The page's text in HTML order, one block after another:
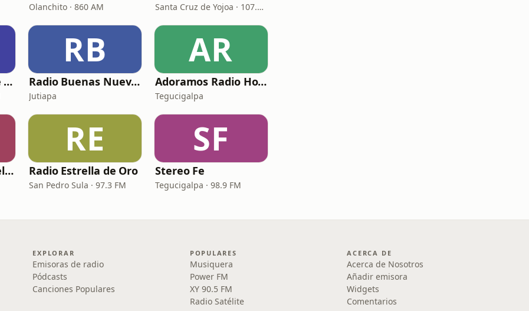
Olanchito · 860 AM Santa Cruz de Yojoa · 107.1 FM
Radio Una Voz que Clama en el Desierto
RB
Radio Buenas Nuevas de Salvacion
Jutiapa
AR
Adoramos Radio Honduras
Tegucigalpa
Radio Maná del Cielo Olanchito
RE
Radio Estrella de Oro
San Pedro Sula · 97.3 FM
SF
Stereo Fe
Tegucigalpa · 98.9 FM
EXPLORAR
Emisoras de radio
Pódcasts
Canciones Populares
POPULARES
Musiquera
Power FM
XY 90.5 FM
Radio Satélite
ACERCA DE
Acerca de Nosotros
Añadir emisora
Widgets
Comentarios